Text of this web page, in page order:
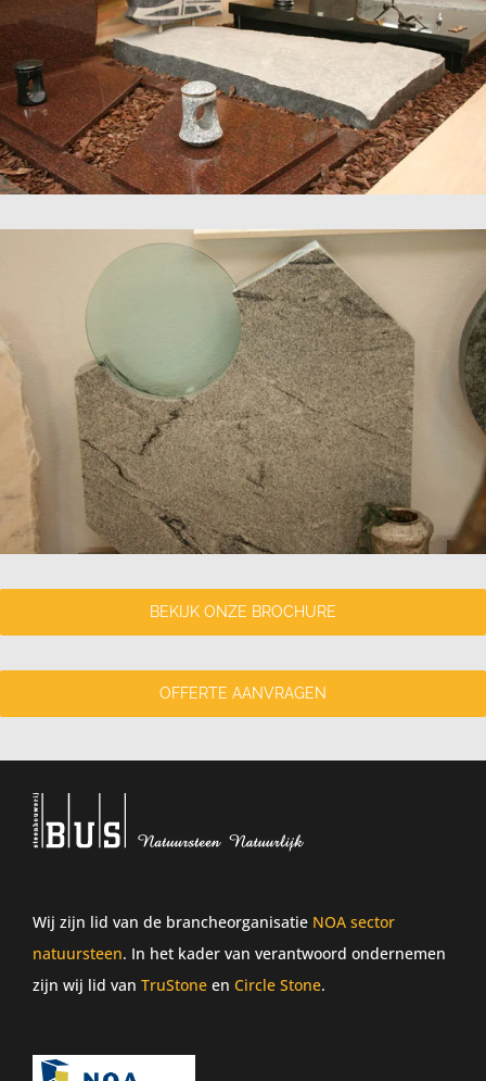
BEKIJK ONZE BROCHURE
OFFERTE AANVRAGEN
Wij zijn lid van de brancheorganisatie NOA sector
natuursteen. In het kader van verantwoord ondernemen
zijn wij lid van TruStone en Circle Stone.